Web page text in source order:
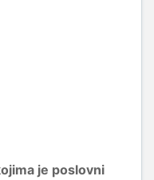
je poslovni